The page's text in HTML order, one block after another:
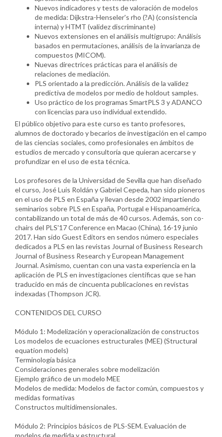
Nuevos indicadores y tests de valoración de modelos
de medida: Dijkstra-Henseler's rho (?A) (consistencia
interna) y HTMT (validez discriminante)
Nuevos extensiones en el análisis multigrupo: Análisis
basados en permutaciones, análisis de la invarianza de
compuestos (MICOM).
Nuevas directrices prácticas para el análisis de
relaciones de mediación.
PLS orientado a la predicción. Análisis de la validez
predictiva de modelos por medio de holdout samples.
Uso práctico de los programas SmartPLS 3 y ADANCO
con licencias para uso individual extendido.
El público objetivo para este curso es tanto profesores,
alumnos de doctorado y becarios de investigación en el campo
de las ciencias sociales, como profesionales en ámbitos de
estudios de mercado y consultoría que quieran acercarse y
profundizar en el uso de esta técnica.
Los profesores de la Universidad de Sevilla que han diseñado
el curso, José Luis Roldán y Gabriel Cepeda, han sido pioneros
en el uso de PLS en España y llevan desde 2002 impartiendo
seminarios sobre PLS en España, Portugal e Hispanoamérica,
contabilizando un total de más de 40 cursos. Además, son co-
chairs del PLS'17 Conference en Macao (China), 16-19 junio
2017. Han sido Guest Editors en sendos número especiales
dedicados a PLS en las revistas Journal of Business Research
Journal of Business Research y European Management
Journal. Asimismo, cuentan con una vasta experiencia en la
aplicación de PLS en investigaciones científicas que se han
traducido en más de cincuenta publicaciones en revistas
indexadas (Thompson JCR).
CONTENIDOS DEL CURSO
Módulo 1: Modelización y operacionalización de constructos
Los modelos de ecuaciones estructurales (MEE) (Structural
equation models)
Terminología básica
Consideraciones generales sobre modelización
Ejemplo gráfico de un modelo MEE
Modelos de medida: Modelos de factor común, compuestos y
medidas formativas
Constructos multidimensionales.
Módulo 2: Principios básicos de PLS-SEM. Evaluación de